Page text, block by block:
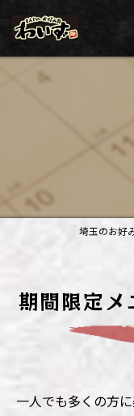
埼玉のお好
期間限定メ
一人でも多くの方